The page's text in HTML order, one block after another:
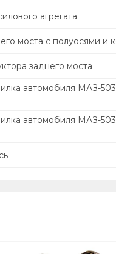
агрегата
моста с полуосями и
заднего моста
автомобиля МАЗ-
автомобиля МАЗ-